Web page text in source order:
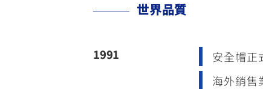
世界品質
1991
安全帽正
海外銷售